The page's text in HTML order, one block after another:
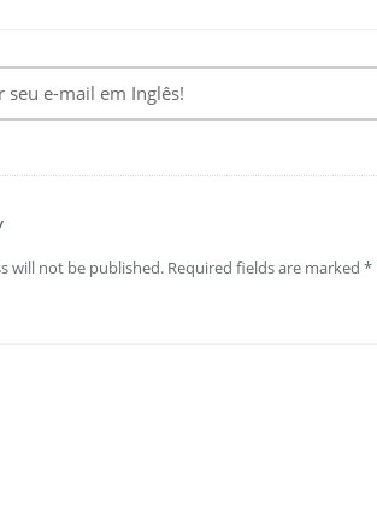
seu e-mail em Inglês!
will not be published. Required fields are marked *